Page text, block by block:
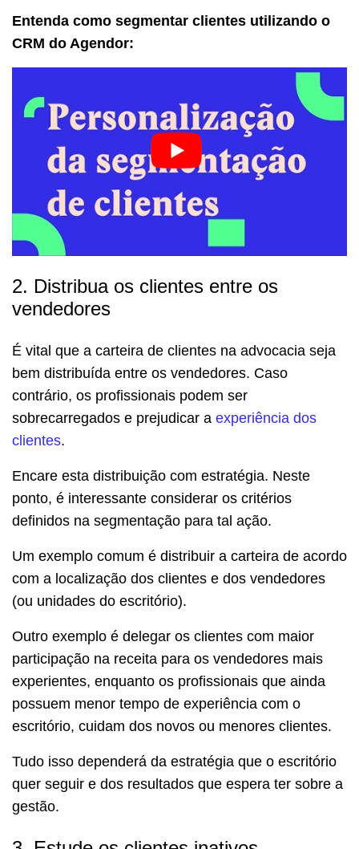
Entenda como segmentar clientes utilizando o
CRM do Agendor:
2. Distribua os clientes entre os
vendedores
É vital que a carteira de clientes na advocacia seja
bem distribuída entre os vendedores. Caso
contrário, os profissionais podem ser
sobrecarregados e prejudicar a experiência dos
clientes.
Encare esta distribuição com estratégia. Neste
ponto, é interessante considerar os critérios
definidos na segmentação para tal ação.
Um exemplo comum é distribuir a carteira de acordo
com a localização dos clientes e dos vendedores
(ou unidades do escritório).
Outro exemplo é delegar os clientes com maior
participação na receita para os vendedores mais
experientes, enquanto os profissionais que ainda
possuem menor tempo de experiência com o
escritório, cuidam dos novos ou menores clientes.
Tudo isso dependerá da estratégia que o escritório
quer seguir e dos resultados que espera ter sobre a
gestão.